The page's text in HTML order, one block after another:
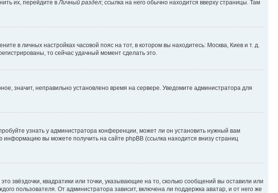
их, перейдите вЛичный раздел; ссылка на него обычно находится вверху страницы. Там
в личных настройках часовой пояс на тот, в котором вы находитесь: Москва, Киев и т. д.
то сейчас удачный момент сделать это.
значит, неправильно установлено время на сервере. Уведомите администратора для
узнать у администратора конференции, может ли он установить нужный вам
информацию вы можете получить на сайте phpBB (ссылка находится внизу страниц
звёздочки, квадратики или точки, указывающие на то, сколько сообщений вы оставили или
пользователя. От администратора зависит, включена ли поддержка аватар, и от него же